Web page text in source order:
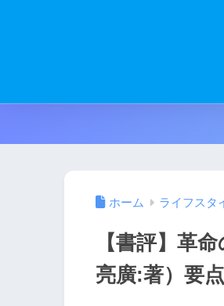
ホーム ライフスタ
【書評】革
亮廣:著）要